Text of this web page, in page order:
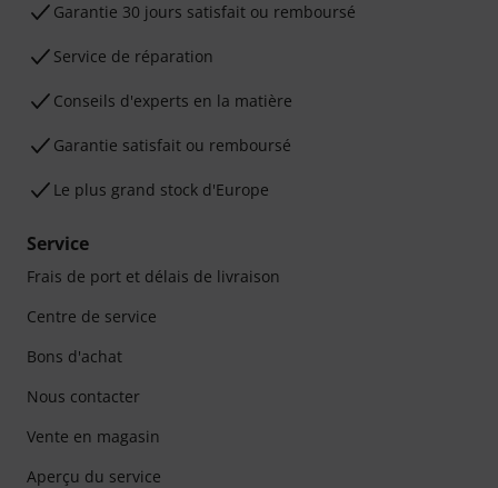
Garantie 30 jours satisfait ou remboursé
Service de réparation
Conseils d'experts en la matière
Garantie satisfait ou remboursé
Le plus grand stock d'Europe
Service
Frais de port et délais de livraison
Centre de service
Bons d'achat
Nous contacter
Vente en magasin
Aperçu du service